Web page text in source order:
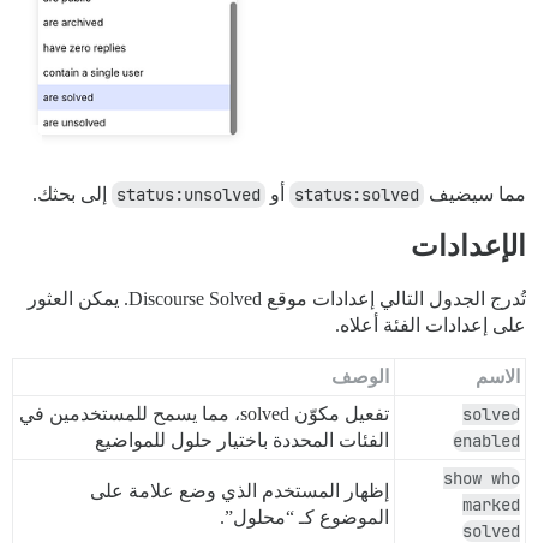
مما سيضيف status:solved أو status:unsolved إلى بحثك.
الإعدادات
تُدرج الجدول التالي إعدادات موقع Discourse Solved. يمكن العثور
على إعدادات الفئة أعلاه.
الاسم الوصف
solved
enabled
تفعيل مكوّن solved، مما يسمح للمستخدمين في
الفئات المحددة باختيار حلول للمواضيع
show who
marked
solved
إظهار المستخدم الذي وضع علامة على
الموضوع كـ “محلول”.